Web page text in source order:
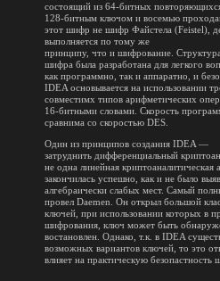
состоящий из 64-битных
128-битным ключом и восемью
этот шифр не шифр Файстела (Feistel),
выполняется по тому же
принципу, что и шифрование. Структура
шифра была разработана для легкого
как программно, так и аппаратно, и
IDEA основывается на использовании
совместимх типов арифметических
16-битными словами. Скорость
сравнима со скоростью DES.
Один из принципов создания IDEA —
затруднить дифференциальный
не одна линейная криптоаналитическая
закончилась успешно, как и не было
алгебраически слабых мест. Самый
провел Daemen. Он открыл большой
ключей, при использовании которых в
шифрования, ключ может быть
востановлен. Однако, т.к. в IDEA
возможных вариантов ключей, то это
влияет на практическую безопастность